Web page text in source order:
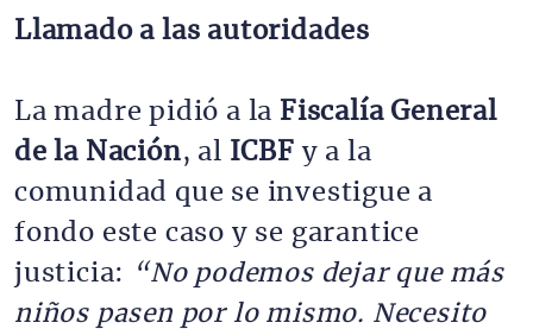
Llamado a las autoridades
La madre pidió a la Fiscalía General
de la Nación, al ICBF y a la
comunidad que se investigue a
fondo este caso y se garantice
justicia:
“No podemos dejar que más
niños pasen por lo mismo. Necesito